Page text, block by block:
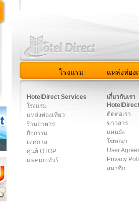
โรงแรม แหล่งท่อง
HotelDirect Services
โรงแรม
แหล่งท่องเที่ยว
ร้านอาหาร
กิจกรรม
เทศกาล
ศูนย์ OTOP
แพคเกจทัวร์
เกี่ยวกับเรา
ติดต่อเรา
ข่าวสาร
แผนผัง
โฆษณา
User
Privacy
สมาชิก